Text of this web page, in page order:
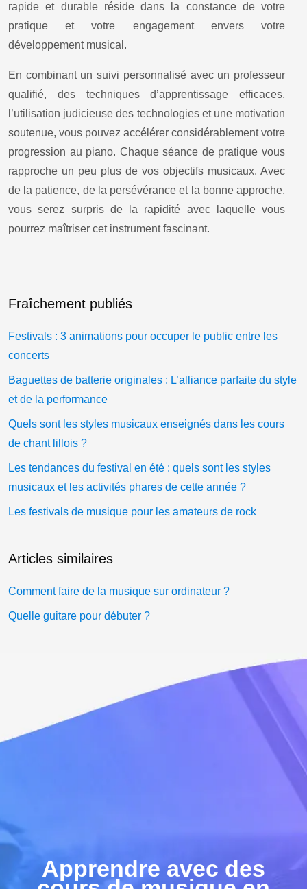
rapide et durable réside dans la constance de votre
pratique et votre engagement envers votre
développement musical.
En combinant un suivi personnalisé avec un professeur
qualifié, des techniques d’apprentissage efficaces,
l’utilisation judicieuse des technologies et une motivation
soutenue, vous pouvez accélérer considérablement votre
progression au piano. Chaque séance de pratique vous
rapproche un peu plus de vos objectifs musicaux. Avec
de la patience, de la persévérance et la bonne approche,
vous serez surpris de la rapidité avec laquelle vous
pourrez maîtriser cet instrument fascinant.
Fraîchement publiés
Festivals : 3 animations pour occuper le public entre les
concerts
Baguettes de batterie originales : L’alliance parfaite du style
et de la performance
Quels sont les styles musicaux enseignés dans les cours
de chant lillois ?
Les tendances du festival en été : quels sont les styles
musicaux et les activités phares de cette année ?
Les festivals de musique pour les amateurs de rock
Articles similaires
Comment faire de la musique sur ordinateur ?
Quelle guitare pour débuter ?
Apprendre avec des